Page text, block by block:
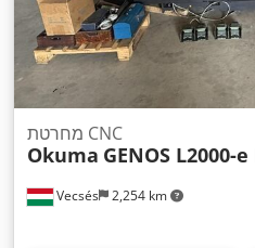
Vecsés 2,254 km
מחרטת CNC
Okuma GENOS L2000-